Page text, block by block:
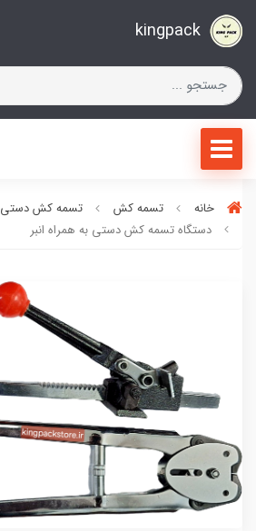
kingpack
خانه تسمه کش
تسمه کش دستی
دستگاه تسمه کش دستی به همراه انبر